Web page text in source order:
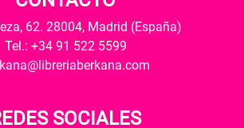
62. 28004, Madrid (España)
Tel.: +34 91 522 5599
SOCIALES